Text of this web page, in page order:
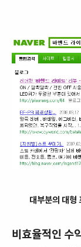
대부분의 대형
비효율적인 수